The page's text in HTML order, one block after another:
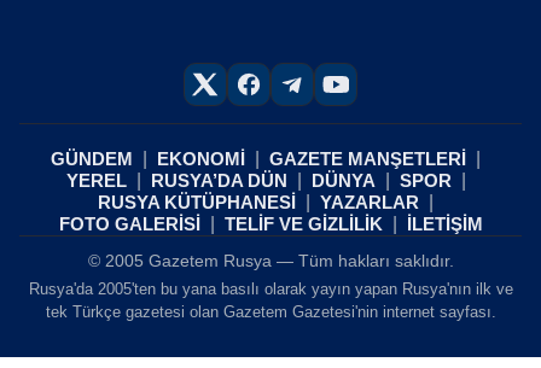
GÜNDEM EKONOMİ
GAZETE MANŞETLERİ
YEREL
RUSYA’DA DÜN DÜNYA
SPOR
RUSYA KÜTÜPHANESİ
YAZARLAR
FOTO GALERİSİ
TELİF VE GİZLİLİK İLETİŞİM
© 2005 Gazetem Rusya — Tüm hakları saklıdır.
Rusya'da 2005'ten bu yana basılı olarak yayın yapan Rusya'nın ilk ve
tek Türkçe gazetesi olan Gazetem Gazetesi'nin internet sayfası.